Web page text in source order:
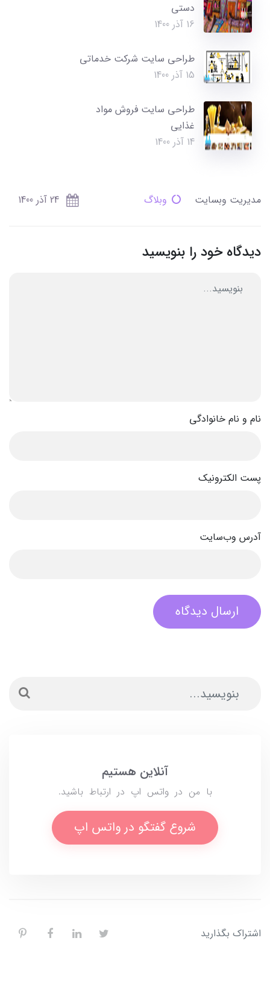
دستی
16 آذر 1400
طراحی سایت شرکت خدماتی
15 آذر 1400
طراحی سایت فروش مواد
غذایی
14 آذر 1400
مدیریت وبسایت وبلاگ 24 آذر 1400
دیدگاه خود را بنویسید
نام و نام خانوادگی
پست الکترونیک
آدرس وب‌سایت
ارسال دیدگاه
آنلاین هستیم
با من در واتس اپ در ارتباط باشید.
شروع گفتگو در واتس اپ
اشتراک بگذارید